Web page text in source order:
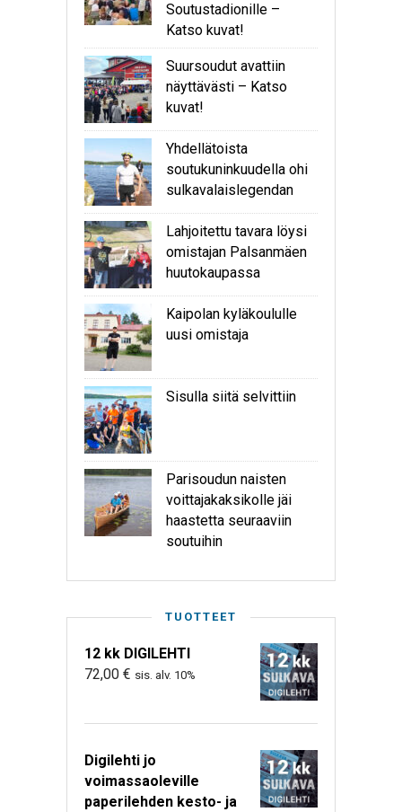
Soutustadionille –
Katso kuvat!
Suursoudut avattiin
näyttävästi – Katso
kuvat!
Yhdellätoista
soutukuninkuudella ohi
sulkavalaislegendan
Lahjoitettu tavara löysi
omistajan Palsanmäen
huutokaupassa
Kaipolan kyläkoululle
uusi omistaja
Sisulla siitä selvittiin
Parisoudun naisten
voittajakaksikolle jäi
haastetta seuraaviin
soutuihin
TUOTTEET
12 kk DIGILEHTI
72,00 € sis. alv. 10%
Digilehti jo
voimassaoleville
paperilehden kesto- ja